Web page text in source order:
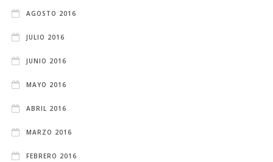
AGOSTO 2016
JULIO 2016
JUNIO 2016
MAYO 2016
ABRIL 2016
MARZO 2016
FEBRERO 2016